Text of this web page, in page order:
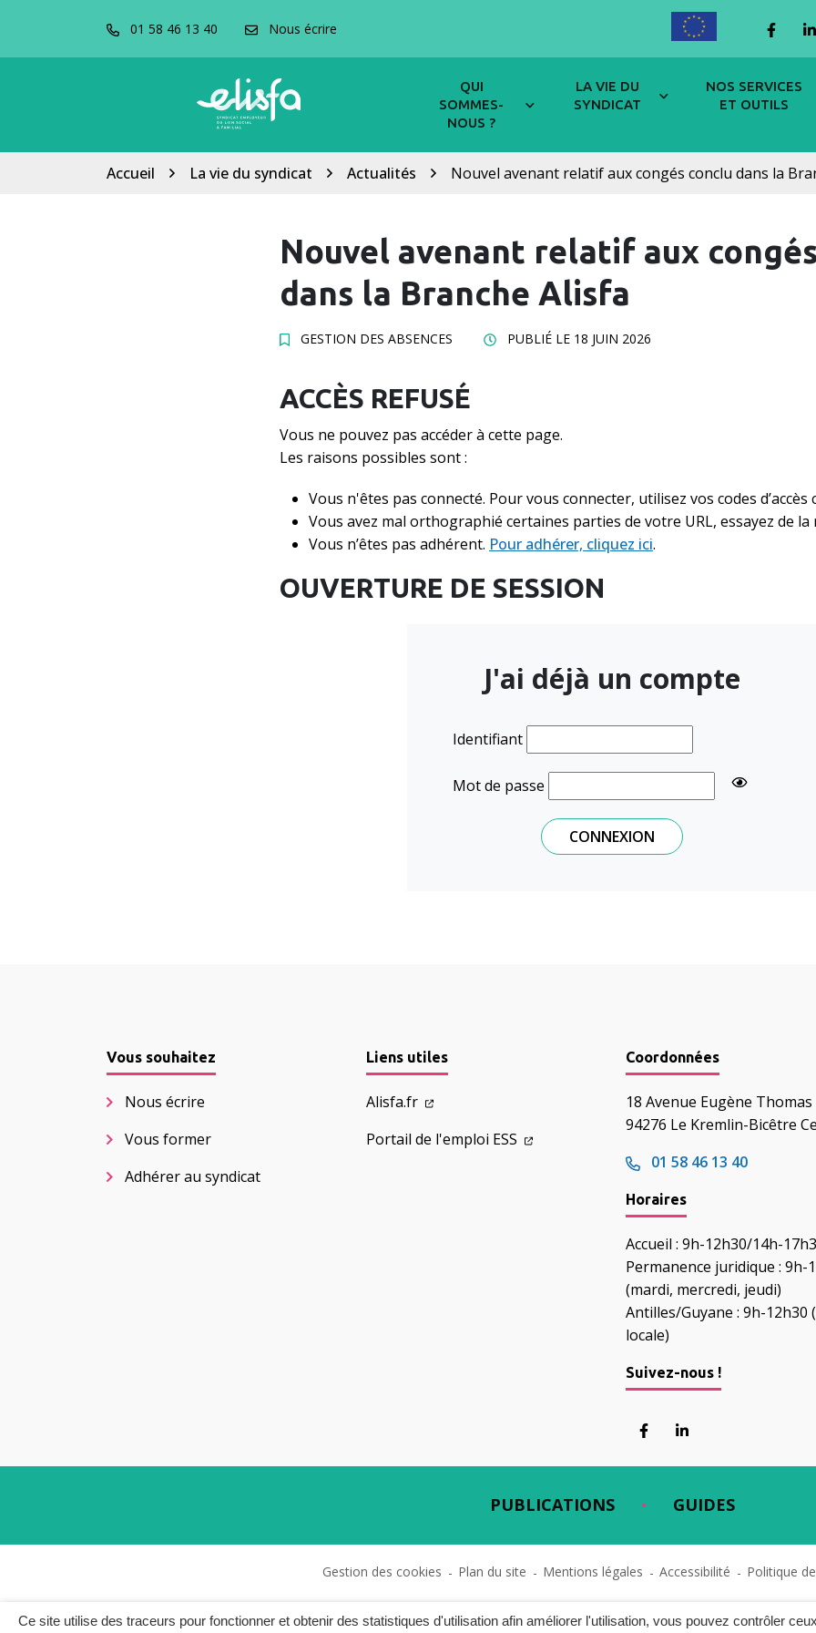
Ce site utilise des traceurs pour fonctionner et obtenir des statistiques d'utilisation afin améliorer l'utilisation, vous pouvez contrôler
contenu
01 58 46 13 40 Nous écrire Lien
QUI
SOMMES-
NOUS ?
LA VIE DU
SYNDICAT
NOS SERVICES
ET OUTILS
Accueil La vie du syndicat Actualités Nouvel avenant relatif aux congés conclu dans la
Nouvel avenant relatif aux
dans la Branche Alisfa
GESTION DES ABSENCES PUBLIÉ LE 18 JUIN 2026
ACCÈS REFUSÉ
Vous ne pouvez pas accéder à cette page.
Les raisons possibles sont :
Vous n'êtes pas connecté. Pour vous connecter, utilisez vos codes d’accès
Vous avez mal orthographié certaines parties de votre URL, essayez de la
Vous n’êtes pas adhérent. Pour adhérer, cliquez ici.
OUVERTURE DE SESSION
J'ai déjà un compte
Identifiant
Mot de passe
Vous souhaitez
Nous écrire
Vous former
Adhérer au syndicat
Liens utiles
Alisfa.fr
Portail de l'emploi ESS
Coordonnées
18 Avenue Eugène Thomas
94276 Le Kremlin-Bicêtre
01 58 46 13 40
Horaires
Accueil : 9h-12h30/14h-
Permanence juridique : 9h-
(mardi, mercredi, jeudi)
Antilles/Guyane : 9h-12h30
locale)
Suivez-nous !
Lien vers le compte
Lien vers le
PUBLICATIONS GUIDES
Gestion des cookies Plan du site Mentions légales Accessibilité Politique